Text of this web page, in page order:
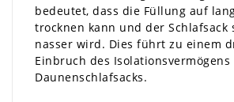
bedeutet, dass die Füllung auf
trocknen kann und der Schlafsack
nasser wird. Dies führt zu einem
Einbruch des Isolationsvermögens
Daunenschlafsacks.